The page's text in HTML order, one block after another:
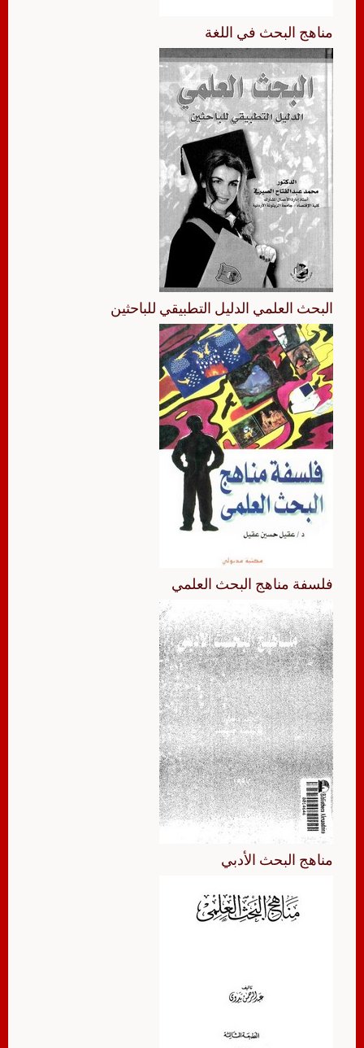
مناهج البحث في اللغة
البحث العلمي الدليل التطبيقي للباحثين
فلسفة مناهج البحث العلمي
مناهج البحث الأدبي